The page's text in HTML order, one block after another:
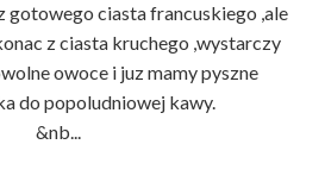
gotowego ciasta francuskiego ,ale
z ciasta kruchego ,wystarczy
owoce i juz mamy pyszne
do popoludniowej kawy.